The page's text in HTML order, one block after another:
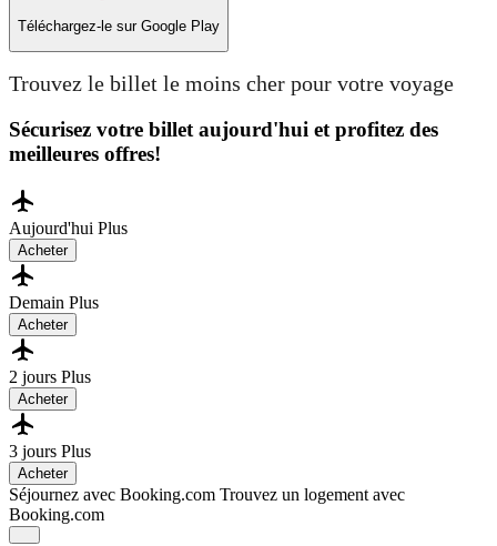
Téléchargez-le sur Google Play
Trouvez le billet le moins cher pour votre voyage
Sécurisez votre billet aujourd'hui et profitez des
meilleures offres!
Aujourd'hui Plus
Acheter
Demain Plus
Acheter
2 jours Plus
Acheter
3 jours Plus
Acheter
Séjournez avec Booking.com Trouvez un logement avec
Booking.com